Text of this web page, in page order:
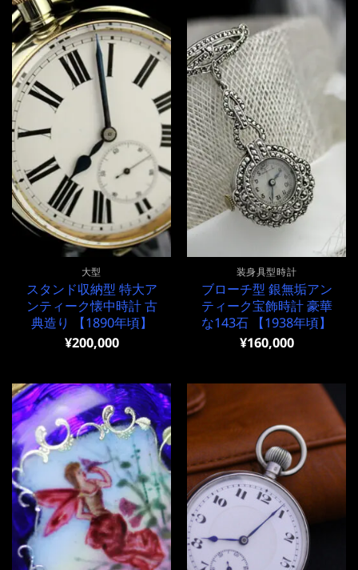
大型
スタンド収納型 特大ア
ンティーク懐中時計 古
典造り 【1890年頃】
¥200,000
装身具型時計
ブローチ型 銀無垢アン
ティーク宝飾時計 豪華
な143石 【1938年頃】
¥160,000